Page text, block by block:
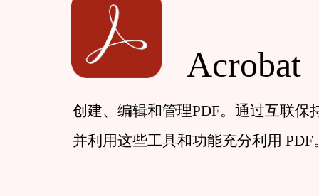
创建、编辑和管理PDF。通过互联保
并利用这些工具和功能充分利用 PDF
Acrobat